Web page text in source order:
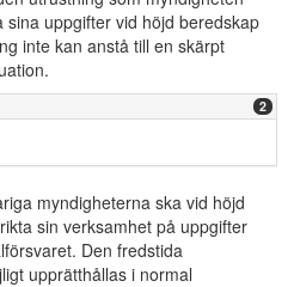
sina uppgifter vid höjd beredskap
inte kan anstå till en skärpt
2
myndigheterna ska vid höjd
sin verksamhet på uppgifter
Den fredstida
upprätthållas i normal